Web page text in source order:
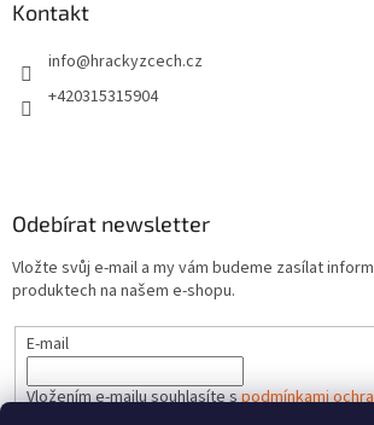
Kontakt
info@hrackyzcech.cz
+420315315904
Odebírat newsletter
Vložte svůj e-mail a my vám budeme zasílat
produktech na našem e-shopu.
E-mail
Vložením e-mailu souhlasíte spodmínkami